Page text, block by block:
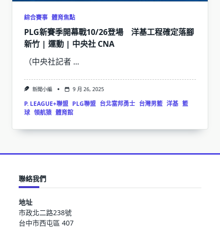
綜合賽事 體育焦點
PLG新賽季開幕戰10/26登場 洋基工程確定落腳
新竹 | 運動 | 中央社 CNA
（中央社記者 ...
新聞小編 9 月 26, 2025
P. LEAGUE+聯盟 PLG聯盟 台北富邦勇士 台灣男籃 洋基 籃
球 領航猿 體育館
聯絡我們
地址
市政北二路238號
台中市西屯區 407